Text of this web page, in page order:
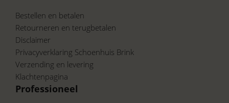
Met deViguera 2294 Leonor Oro dames
sandaletten
comfortabele en duurzame schoen voor
en zomer 2026. Bestel vandaag nog en ervaar
de perfecte mix van
Bestellen en betalen
Retourneren en terugbetalen
Disclaimer
Privacyverklaring Schoenhuis Brink
Verzending en levering
Klachtenpagina
Professioneel